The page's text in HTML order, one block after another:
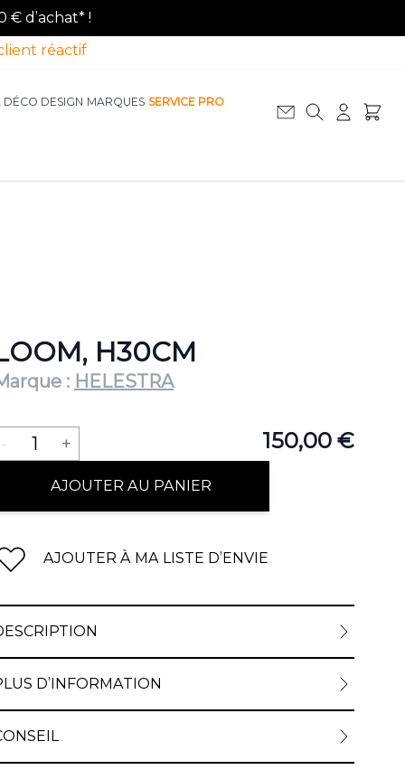
€ d’achat* !
réactif
DÉCO DESIGN MARQUES SERVICE PRO
H30CM
: HELESTRA
150,00 €
- 1 +
AJOUTER AU PANIER
AJOUTER À MA LISTE D’ENVIE
D’INFORMATION